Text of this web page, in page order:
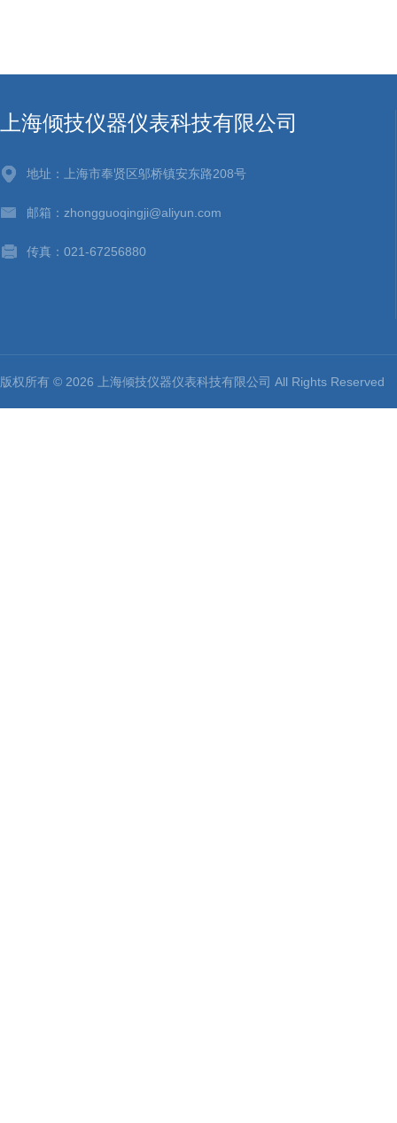
上海倾技仪器仪表科技有限公司
地址：上海市奉贤区邬桥镇安东路208号
邮箱：zhongguoqingji@aliyun.com
传真：021-67256880
版权所有 © 2026 上海倾技仪器仪表科技有限公司 All Rights